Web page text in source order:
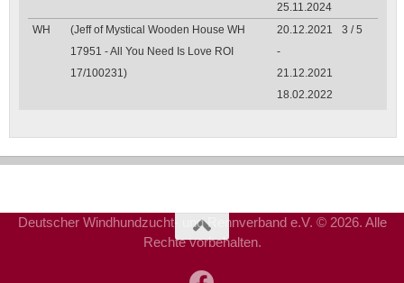
25.11.2024
WH
(Jeff of Mystical Wooden House WH
17951 - All You Need Is Love ROI
17/100231)
20.12.2021
-
21.12.2021
18.02.2022
3 / 5
Deutscher Windhundzucht- und Rennverband e.V. © 2026. Alle
Rechte vorbehalten.